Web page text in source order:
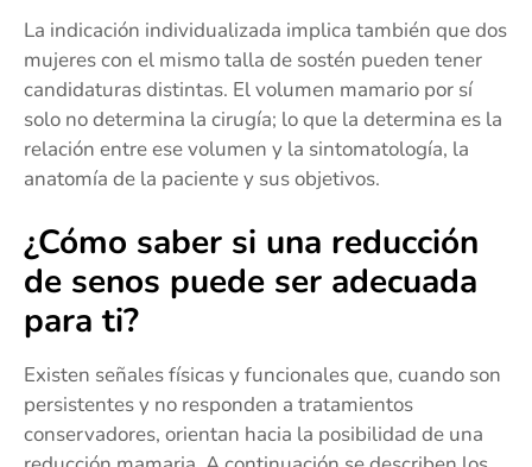
La indicación individualizada implica también que dos
mujeres con el mismo talla de sostén pueden tener
candidaturas distintas. El volumen mamario por sí
solo no determina la cirugía; lo que la determina es la
relación entre ese volumen y la sintomatología, la
anatomía de la paciente y sus objetivos.
¿Cómo saber si una reducción
de senos puede ser adecuada
para ti?
Existen señales físicas y funcionales que, cuando son
persistentes y no responden a tratamientos
conservadores, orientan hacia la posibilidad de una